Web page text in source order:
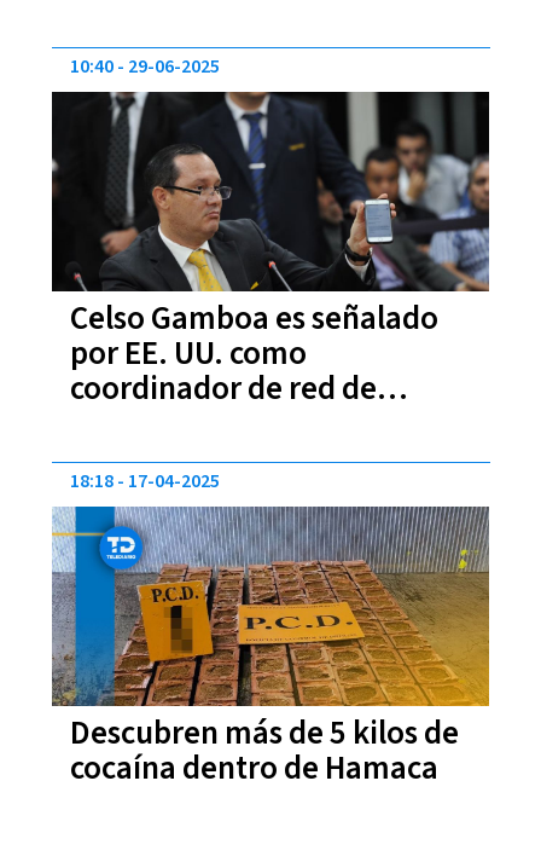
Celso Gamboa es señalado
por EE. UU. como
coordinador de red de
10:40 29-06-2025
Descubren más de 5 kilos de
cocaína dentro de Hamaca
18:18 17-04-2025